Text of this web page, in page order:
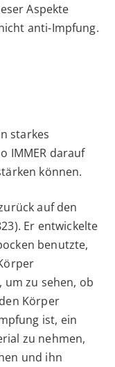
Aspekte
anti-Impfung.
starkes
IMMER darauf
können.
auf den
Er entwickelte
benutzte,
zu sehen, ob
Körper
ist, ein
zu nehmen,
und ihn